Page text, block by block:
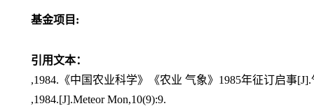
基金项目:
引用文本：
,1984.《中国农业科学》《农业 气象》1985年征订启事[J].
,1984.[J].Meteor Mon,10(9):9.